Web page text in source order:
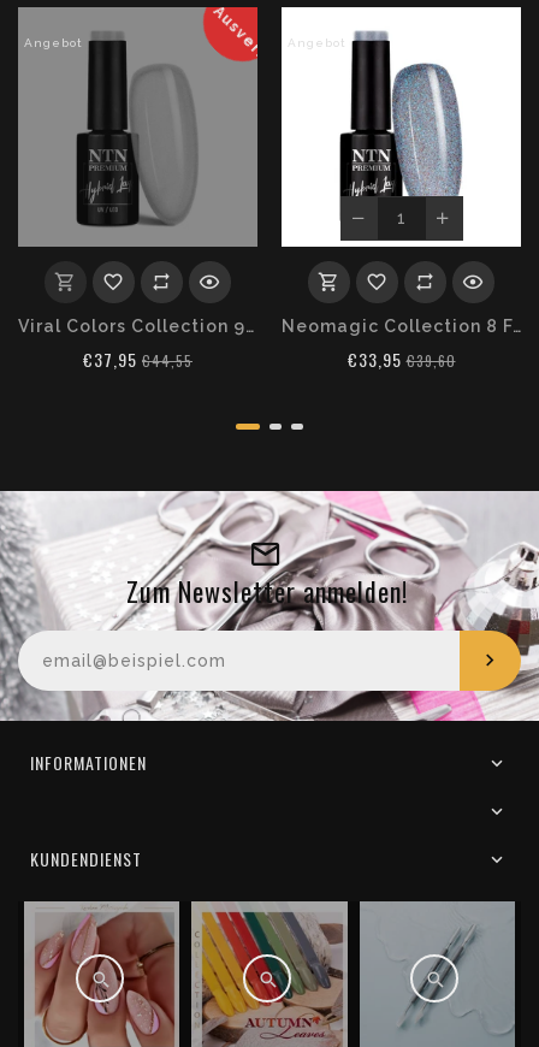
Angebot Ausverkauft
Viral Colors Collection 9 Farben a 5 ml
€37,95 €44,55
Angebot
Neomagic Collection 8 Farben a 5 ml
€33,95 €39,60
Zum Newsletter anmelden!
INFORMATIONEN
KUNDENDIENST